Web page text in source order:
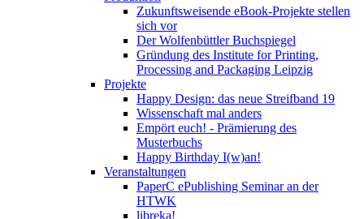
Zukunftsweisende eBook-Projekte stellen
sich vor
Der Wolfenbüttler Buchspiegel
Gründung des Institute for Printing,
Processing and Packaging Leipzig
Projekte
Happy Design: das neue Streifband 19
Wissenschaft mal anders
Empört euch! - Prämierung des
Musterbuchs
Happy Birthday I(w)an!
Veranstaltungen
PaperC ePublishing Seminar an der
HTWK
libreka!